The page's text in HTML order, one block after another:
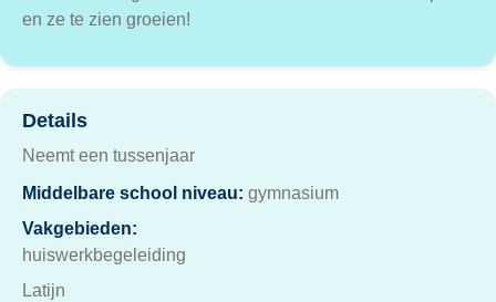
en ze te zien groeien!
Details
Neemt een tussenjaar
Middelbare school niveau: gymnasium
Vakgebieden:
huiswerkbegeleiding
Latijn